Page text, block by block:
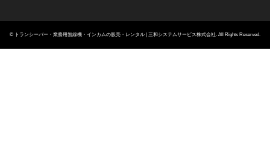
© トランシーバー・業務用無線機・インカムの販売・レンタル | 三和システムサービス株式会社. All Rights Reserved.